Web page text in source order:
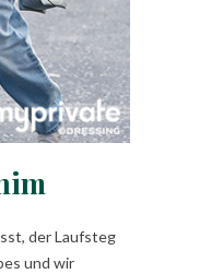
der Laufsteg
und wir